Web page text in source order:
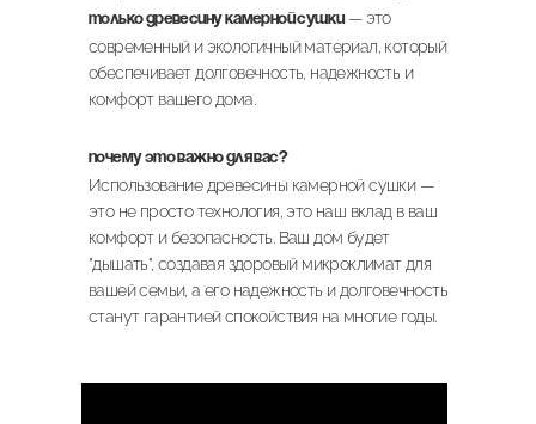
только древесину камерной сушки— это
современный и экологичный материал, который
обеспечивает долговечность, надежность и
комфорт вашего дома.
Почему это важно для вас?
Использование древесины камерной сушки —
это не просто технология, это наш вклад в ваш
комфорт и безопасность. Ваш дом будет
"дышать", создавая здоровый микроклимат для
вашей семьи, а его надежность и долговечность
станут гарантией спокойствия на многие годы.